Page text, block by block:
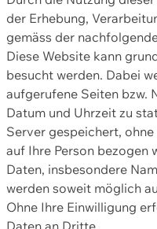
der Erhebung,
gemäss der
Diese Website kann
besucht werden. Dabei
aufgerufene Seiten bzw.
Datum und Uhrzeit zu
Server gespeichert,
auf Ihre Person bezogen
Daten, insbesondere
werden soweit möglich
Ohne Ihre Einwilligung
Daten an Dritte.